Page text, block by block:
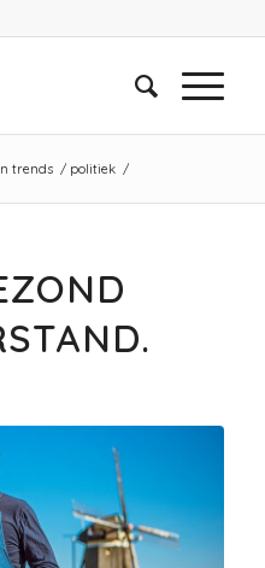
trends / politiek /